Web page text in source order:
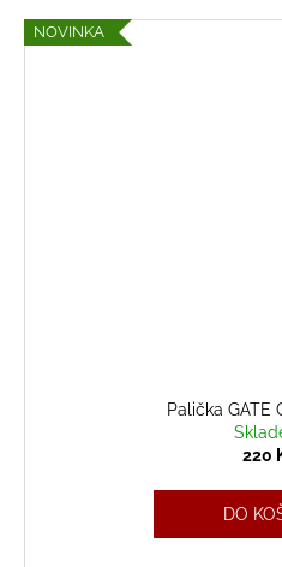
NOVINKA
Palička GATE
220
DO